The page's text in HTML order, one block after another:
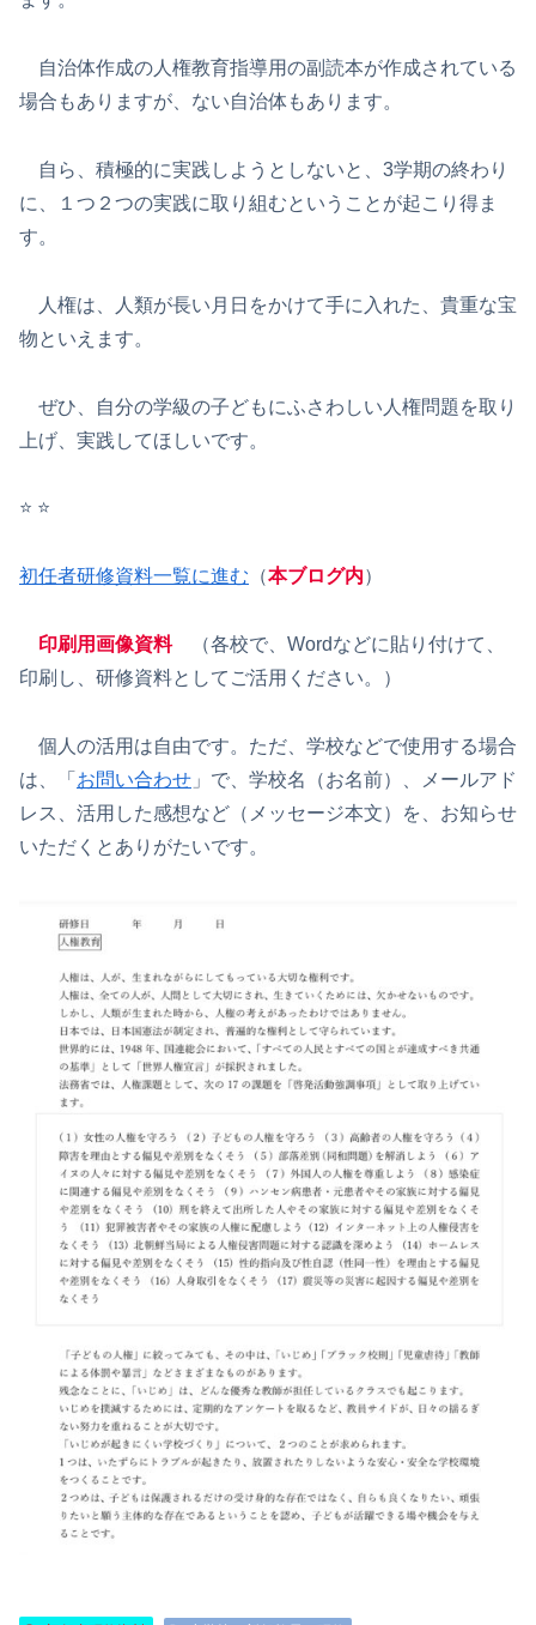
自治体作成の人権教育指導用の副読本が作成されている
場合もありますが、ない自治体もあります。
自ら、積極的に実践しようとしないと、3学期の終わり
に、１つ２つの実践に取り組むということが起こり得ま
す。
人権は、人類が長い月日をかけて手に入れた、貴重な宝
物といえます。
ぜひ、自分の学級の子どもにふさわしい人権問題を取り
上げ、実践してほしいです。
⭐️ ⭐️
初任者研修資料一覧に進む （本ブログ内）
印刷用画像資料（各校で、Wordなどに貼り付けて、
印刷し、研修資料としてご活用ください。）
個人の活用は自由です。ただ、学校などで使用する場合
は、「 お問い合わせ 」で、学校名（お名前）、メールアド
レス、活用した感想など（メッセージ本文）を、お知らせ
いただくとありがたいです。